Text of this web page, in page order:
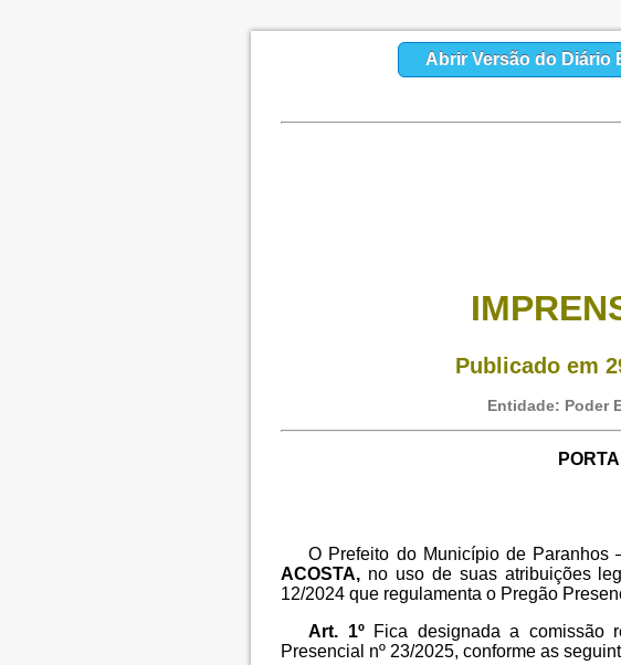
Abrir Versão do Diário
Publicado em
Entidade: Poder
O Prefeito do Município de Paranhos
ACOSTA, no uso de suas atribuições
12/2024 que regulamenta o Pregão
Art. 1ºFica designada a comissão
Presencial nº 23/2025, conforme as